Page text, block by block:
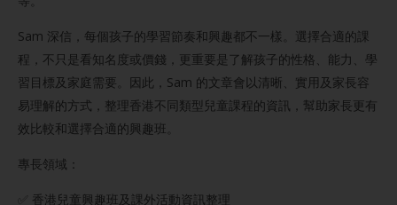
Sam 深信，每個孩子的學習節奏和興趣都不一樣。選擇合適的課
程，不只是看知名度或價錢，更重要是了解孩子的性格、能力、學
習目標及家庭需要。因此，Sam 的文章會以清晰、實用及家長容
易理解的方式，整理香港不同類型兒童課程的資訊，幫助家長更有
效比較和選擇合適的興趣班。
專長領域：
✅ 香港兒童興趣班及課外活動資訊整理